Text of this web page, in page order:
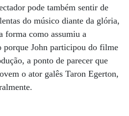
pode também sentir de
do músico diante da glória,
forma como assumiu a
porque John participou do filme
a ponto de parecer que
o ator galês Taron Egerton,